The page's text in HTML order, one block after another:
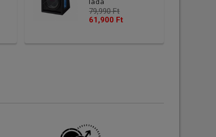
79,990 Ft
61,900 Ft